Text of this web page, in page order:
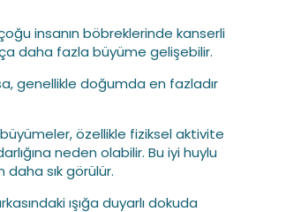
insanın böbreklerinde kanserli
daha fazla büyüme gelişebilir.
genellikle doğumda en fazladır
özellikle fiziksel aktivite
neden olabilir. Bu iyi huylu
sık görülür.
ışığa duyarlı dokuda